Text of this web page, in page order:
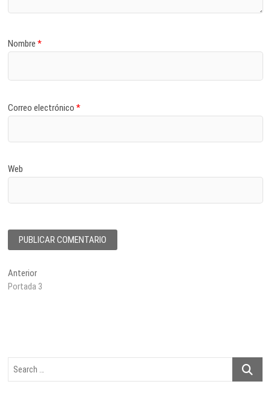
Nombre*
Correo electrónico*
Web
Navegación
de
AnteriorEntrada
anterior:
Portada 3
Search